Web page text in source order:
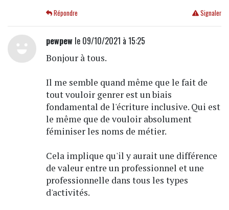
Signaler
Répondre
pewpewle 09/10/2021 à 15:25
Bonjour à tous.
Il me semble quand même que le fait de
tout vouloir genrer est un biais
fondamental de l'écriture inclusive. Qui est
le même que de vouloir absolument
féminiser les noms de métier.
Cela implique qu'il y aurait une différence
de valeur entre un professionnel et une
professionnelle dans tous les types
d'activités.